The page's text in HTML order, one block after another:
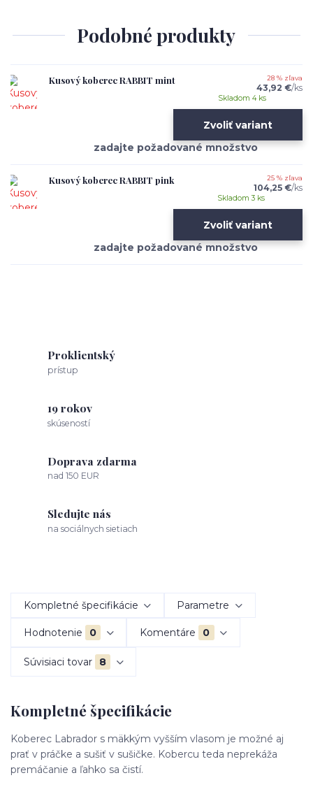
Podobné produkty
Kusový koberec RABBIT mint 28 % zľava
43,92 €/ks
Skladom 4 ks
Zvoliť variant
Kusový koberec RABBIT pink 25 % zľava
104,25 €/ks
Skladom 3 ks
Zvoliť variant
Proklientský
prístup
19 rokov
skúseností
Doprava zdarma
nad 150 EUR
Sledujte nás
na sociálnych sietiach
Kompletné špecifikácie Parametre
Hodnotenie 0 Komentáre 0
Súvisiaci tovar 8
Kompletné špecifikácie
Koberec Labrador s mäkkým vyšším vlasom je možné aj
prať v práčke a sušiť v sušičke. Kobercu teda neprekáža
premáčanie a ľahko sa čistí.